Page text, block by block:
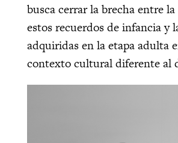
busca cerrar la brecha entre
estos recuerdos de infancia y
adquiridas en la etapa adulta
contexto cultural diferente al